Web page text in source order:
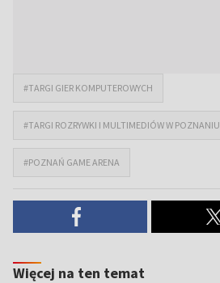
#TARGI GIER KOMPUTEROWYCH
#TARGI ROZRYWKI I MULTIMEDIÓW W POZNANIU
#POZNAŃ GAME ARENA
Więcej na ten temat